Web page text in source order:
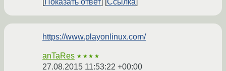
https://www.playonlinux.com/
anTaRes ★★★★
27.08.2015 11:53:22 +00:00